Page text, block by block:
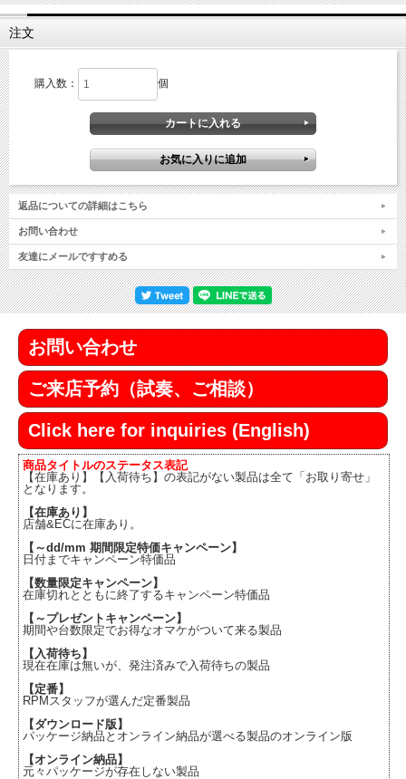
注文
購入数： 個
返品についての詳細はこちら
お問い合わせ
友達にメールですすめる
お問い合わせ
ご来店予約（試奏、ご相談）
Click here for inquiries (English)
商品タイトルのステータス表記
【在庫あり】【入荷待ち】の表記がない製品は全て「お取り寄せ」
となります。
【在庫あり】
店舗&ECに在庫あり。
【～dd/mm 期間限定特価キャンペーン】
日付までキャンペーン特価品
【数量限定キャンペーン】
在庫切れとともに終了するキャンペーン特価品
【～プレゼントキャンペーン】
期間や台数限定でお得なオマケがついて来る製品
【入荷待ち】
現在在庫は無いが、発注済みで入荷待ちの製品
【定番】
RPMスタッフが選んだ定番製品
【ダウンロード版】
パッケージ納品とオンライン納品が選べる製品のオンライン版
【オンライン納品】
元々パッケージが存在しない製品